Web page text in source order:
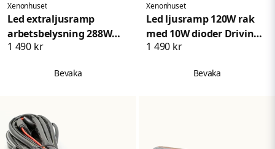
Xenonhuset
Led extraljusramp
arbetsbelysning 288W
Combo
1 490 kr
Bevaka
Xenonhuset
Led ljusramp 120W rak
med 10W dioder Driving
Beam
1 490 kr
Bevaka